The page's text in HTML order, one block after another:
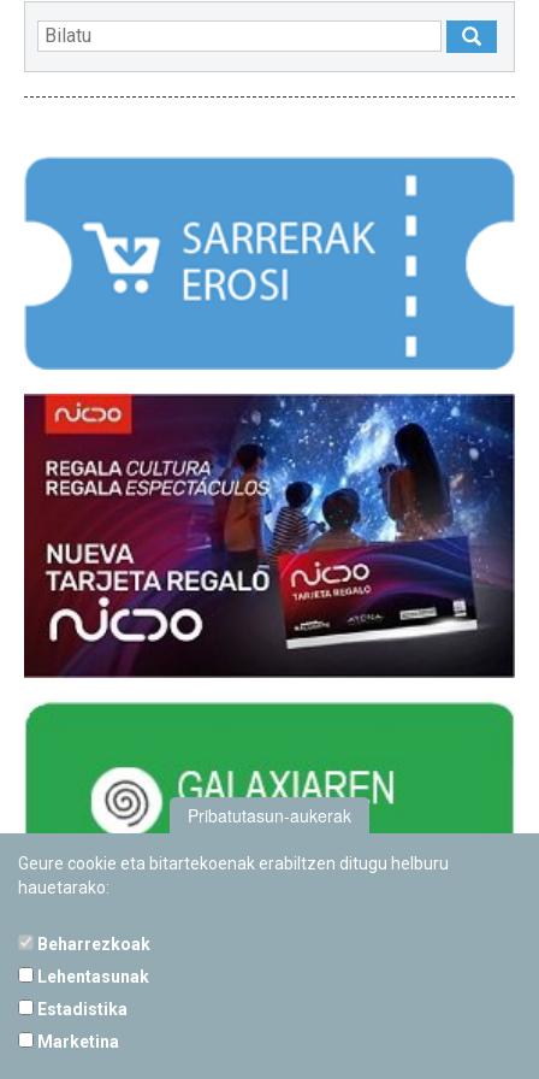
Pribatutasun-aukerak
Geure cookie eta bitartekoenak erabiltzen ditugu helburu
hauetarako:
Beharrezkoak
Lehentasunak
Estadistika
Marketina